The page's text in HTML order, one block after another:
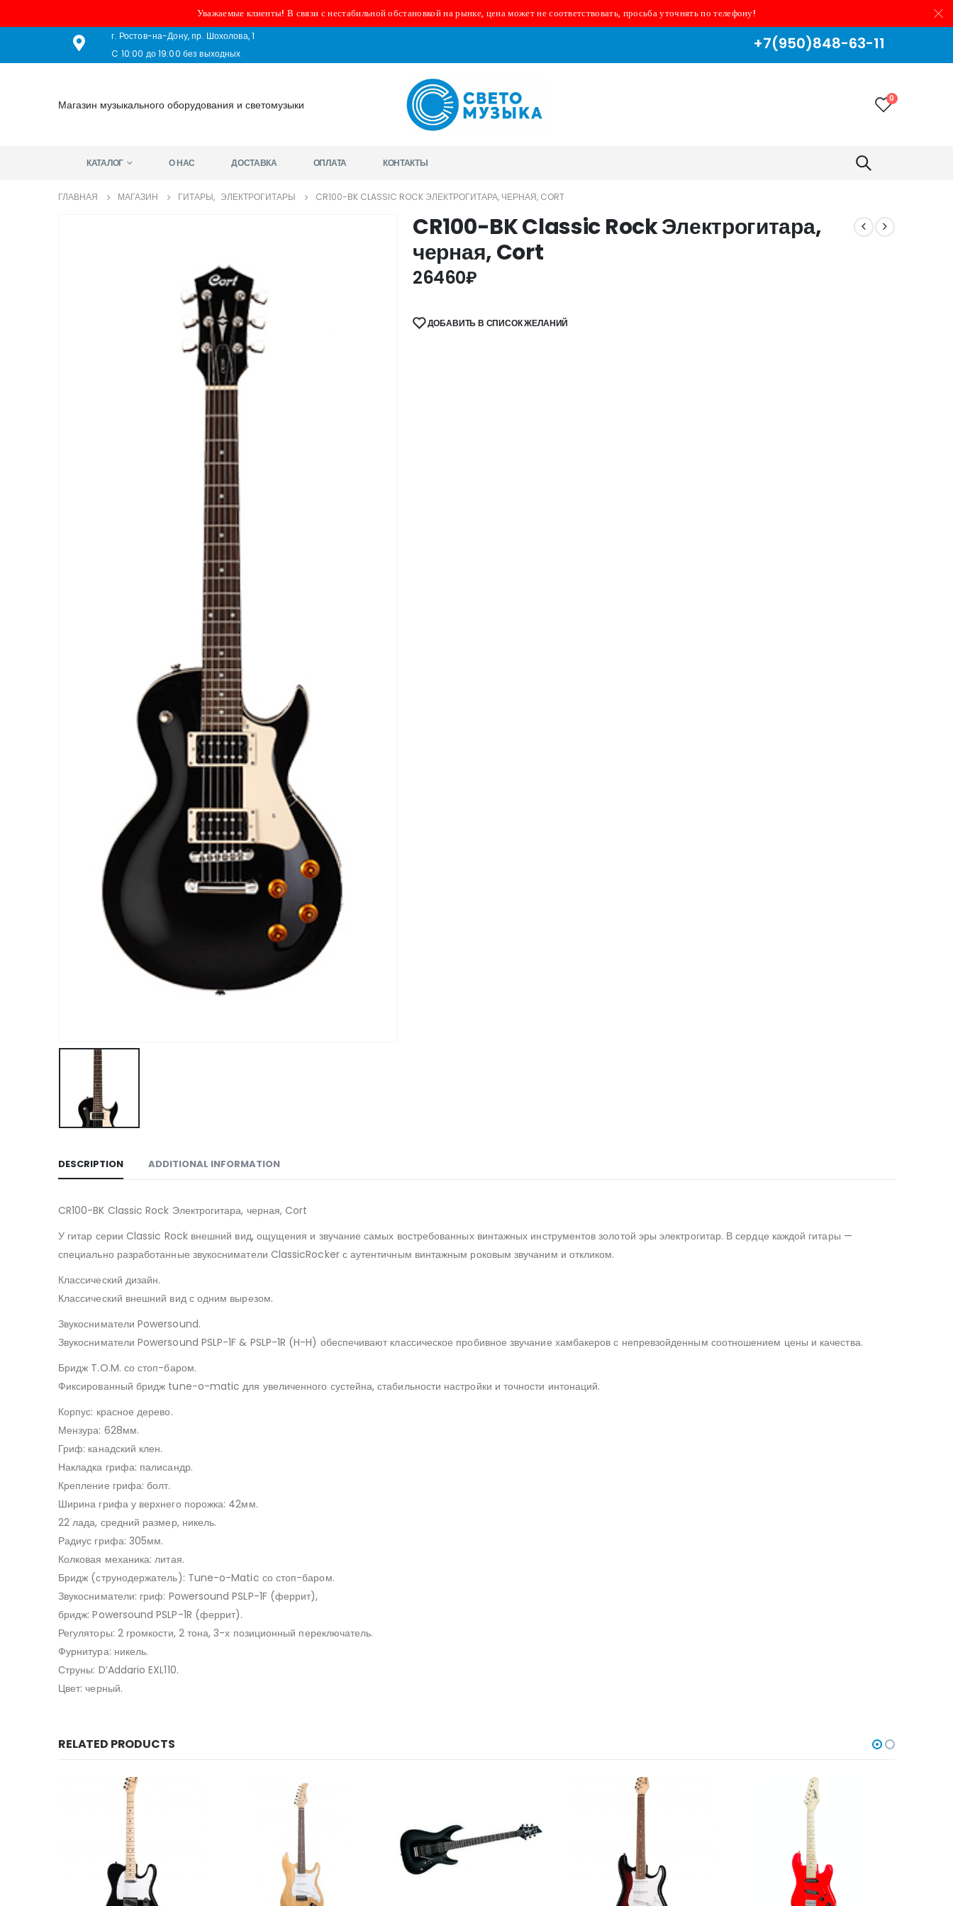
Уважаемые клиенты! В связи с нестабильной обстановкой на рынке, цена может не соответствовать, просьба уточнять по телефону!
г. Ростов-на-Дону, пр. Шохолова, 1
C 10:00 до 19:00 без выходных
+7(950)848-63-11
Магазин музыкального оборудования и светомузыки 0
КАТАЛОГ О НАС ДОСТАВКА ОПЛАТА КОНТАКТЫ
ГЛАВНАЯ МАГАЗИН ГИТАРЫ, ЭЛЕКТРОГИТАРЫ CR100-BK CLASSIC ROCK ЭЛЕКТРОГИТАРА, ЧЕРНАЯ, CORT
CR100-BK Classic Rock Электрогитара,
черная, Cort
26460₽
ДОБАВИТЬ В СПИСОК ЖЕЛАНИЙ
DESCRIPTION ADDITIONAL INFORMATION
CR100-BK Classic Rock Электрогитара, черная, Cort
У гитар серии Classic Rock внешний вид, ощущения и звучание самых востребованных винтажных инструментов золотой эры электрогитар. В сердце каждой гитары —
специально разработанные звукосниматели ClassicRocker с аутентичным винтажным роковым звучаним и откликом.
Классический дизайн.
Классический внешний вид с одним вырезом.
Звукосниматели Powersound.
Звукосниматели Powersound PSLP-1F & PSLP-1R (H-H) обеспечивают классическое пробивное звучание хамбакеров с непревзойденным соотношением цены и качества.
Бридж T.O.M. со стоп-баром.
Фиксированный бридж tune-o-matic для увеличенного сустейна, стабильности настройки и точности интонаций.
Корпус: красное дерево.
Мензура: 628мм.
Гриф: канадский клен.
Накладка грифа: палисандр.
Крепление грифа: болт.
Ширина грифа у верхнего порожка: 42мм.
22 лада, средний размер, никель.
Радиус грифа: 305мм.
Колковая механика: литая.
Бридж (струнодержатель): Tune-o-Matic со стоп-баром.
Звукосниматели: гриф: Powersound PSLP-1F (феррит),
бридж: Powersound PSLP-1R (феррит).
Регуляторы: 2 громкости, 2 тона, 3-х позиционный переключатель.
Фурнитура: никель.
Струны: D’Addario EXL110.
Цвет: черный.
RELATED PRODUCTS